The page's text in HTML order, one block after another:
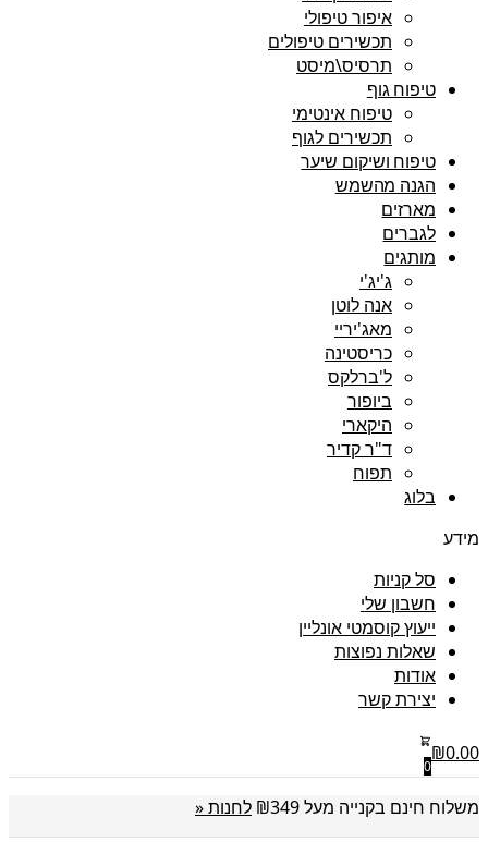
איפור טיפולי
תכשירים טיפולים
תרסיס\מיסט
טיפוח גוף
טיפוח אינטימי
תכשירים לגוף
טיפוח ושיקום שיער
הגנה מהשמש
מארזים
לגברים
מותגים
ג'יג'י
אנה לוטן
מאג'יריי
כריסטינה
ל'ברלקס
ביופור
היקארי
ד"ר קדיר
תפוח
בלוג
מידע
סל קניות
חשבון שלי
ייעוץ קוסמטי אונליין
שאלות נפוצות
אודות
יצירת קשר
₪0.00
0
משלוח חינם בקנייה מעל ₪349
לחנות «